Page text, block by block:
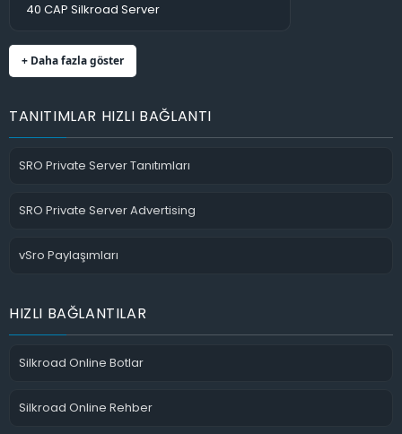
40 CAP Silkroad Server
+ Daha fazla göster
TANITIMLAR HIZLI BAĞLANTI
SRO Private Server Tanıtımları
SRO Private Server Advertising
vSro Paylaşımları
HIZLI BAĞLANTILAR
Silkroad Online Botlar
Silkroad Online Rehber